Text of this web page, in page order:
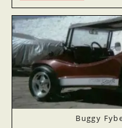
Buggy